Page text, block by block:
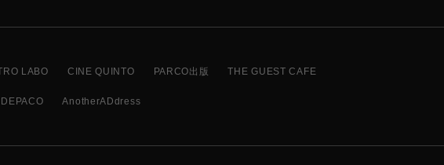
LABO CINE QUINTO PARCO出版 THE GUEST CAFE
DEPACO AnotherADdress